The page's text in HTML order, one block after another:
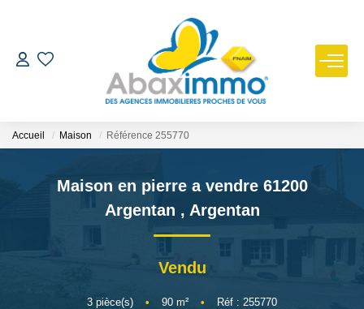
ESTIMER
ACHETER
LOUER
NOUS REJOINDRE
Accueil Maison Référence 255770
Maison en pierre a vendre 61200
Argentan , Argentan
Vendu
3 pièce(s) • 90 m² • Réf : 255770